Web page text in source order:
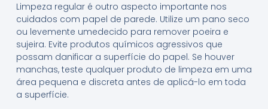
Limpeza regular é outro aspecto importante nos
cuidados com papel de parede. Utilize um pano seco
ou levemente umedecido para remover poeira e
sujeira. Evite produtos químicos agressivos que
possam danificar a superfície do papel. Se houver
manchas, teste qualquer produto de limpeza em uma
área pequena e discreta antes de aplicá-lo em toda
a superfície.